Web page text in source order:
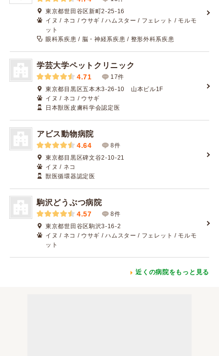
東京都世田谷区新町2-25-16
イヌ / ネコ / ウサギ / ハムスター / フェレット / モルモ
ット
眼科系疾患 / 脳・神経系疾患 / 整形外科系疾患
学芸大学ペットクリニック
4.71
17件
東京都目黒区五本木3-26-10 山本ビル1F
イヌ / ネコ / ウサギ
日本獣医皮膚科学会認定医
アビス動物病院
4.64
8件
東京都目黒区碑文谷2-10-21
イヌ / ネコ
獣医循環器認定医
駒沢どうぶつ病院
4.57
8件
東京都世田谷区駒沢3-16-2
イヌ / ネコ / ウサギ / ハムスター / フェレット / モルモ
ット
近くの病院をもっと見る